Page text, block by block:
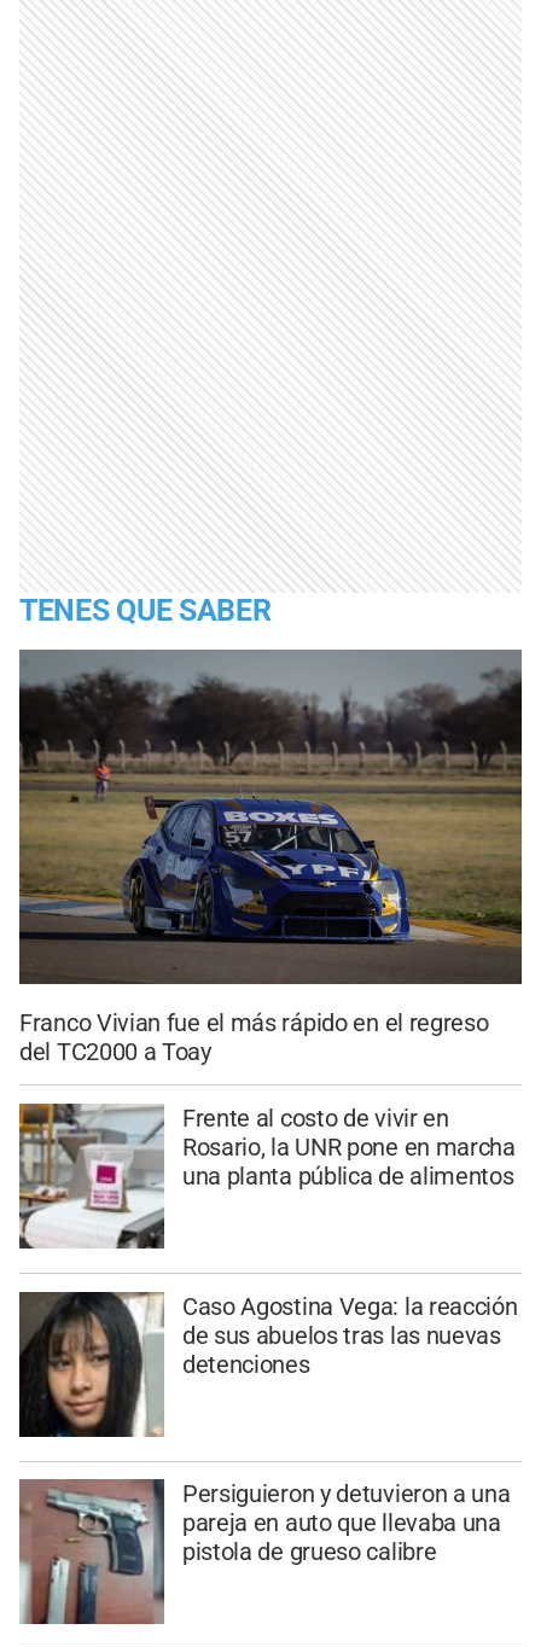
TENES QUE SABER
Franco Vivian fue el más rápido en el regreso
del TC2000 a Toay
Frente al costo de vivir en
Rosario, la UNR pone en marcha
una planta pública de alimentos
Caso Agostina Vega: la reacción
de sus abuelos tras las nuevas
detenciones
Persiguieron y detuvieron a una
pareja en auto que llevaba una
pistola de grueso calibre